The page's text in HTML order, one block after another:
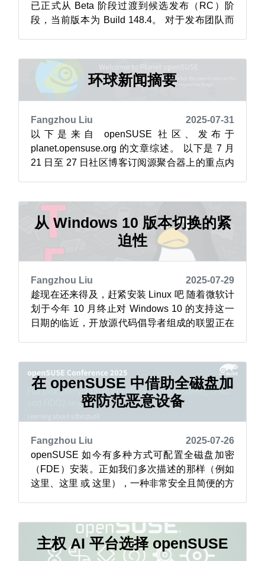
已正式从 Beta 阶段过渡到候选发布（RC）阶
段，当前版本为 Build 148.4。 对于发布团队而
16.0 都从传统的 OBS 源代码管理系统迁移到
Git。这也需要为 ...环球新闻摘要
Fangzhou Liu
2025-07-31
以下是来自 openSUSE 社区、发布于
planet.opensuse.org 的文章综述。 以下是 7 月
21 日至 27 日社区博客订阅源聚合器上的重点内
最新动态以及重要的安全见解。 以下是每篇帖子
的摘要和链接： ope...
从 Windows 10 版本切换的紧
迫性
Fangzhou Liu
2025-07-29
趁现在还来得及，赶紧安装 Linux 吧 随着微软计
划于今年 10 月终止对 Windows 10 的支持这一
日期的临近，开放源代码倡导者组成的联盟正在
达这一信息的紧迫性也日益加剧。 IT 行业 的一
些人士表示，多达 50% 的设备仍在使用...
在 openSUSE 中借助全磁盘加
密防范恶意设备
Fangzhou Liu
2025-07-26
openSUSE 如今有多种方式可配置全磁盘加密
（FDE）安装。正如我们多次描述的那样（例如
这里、这里 或 这里），一种非常安全且简便的方
cryptenroll、systemd-pcrlock 和 systemd-
cryptsetup...
主权 AI 平台选择 openSUSE